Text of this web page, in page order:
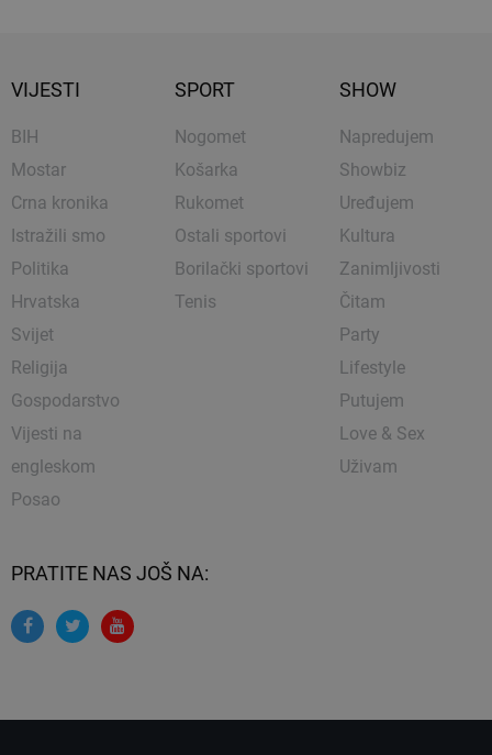
VIJESTI
BIH
Mostar
Crna kronika
Istražili smo
Politika
Hrvatska
Svijet
Religija
Gospodarstvo
Vijesti na
engleskom
Posao
SPORT
Nogomet
Košarka
Rukomet
Ostali sportovi
Borilački sportovi
Tenis
SHOW
Napredujem
Showbiz
Uređujem
Kultura
Zanimljivosti
Čitam
Party
Lifestyle
Putujem
Love & Sex
Uživam
PRATITE NAS JOŠ NA: